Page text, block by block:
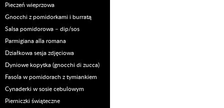
Pieczeń wieprzowa
Gnocchi z pomidorkami i burratą
Salsa pomidorowa – dip/sos
Parmigiana alla romana
Działkowa sesja zdjęciowa
Dyniowe kopytka (gnocchi di zucca)
Fasola w pomidorach z tymiankiem
Cynaderki w sosie cebulowym
Pierniczki świąteczne